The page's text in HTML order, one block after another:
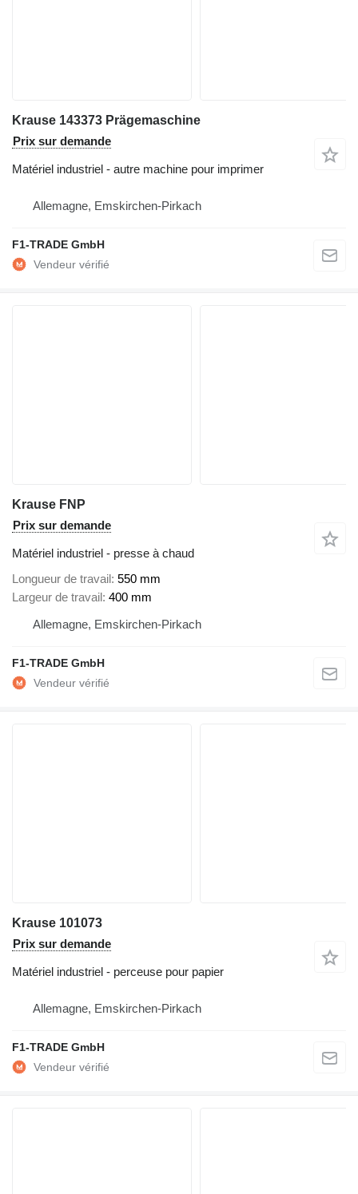
Krause 143373 Prägemaschine
Prix sur demande
Matériel industriel - autre machine pour imprimer
Allemagne, Emskirchen-Pirkach
F1-TRADE GmbH
Krause FNP
Prix sur demande
Matériel industriel - presse à chaud
Longueur de travail 550 mm
Largeur de travail 400 mm
Allemagne, Emskirchen-Pirkach
F1-TRADE GmbH
Krause 101073
Prix sur demande
Matériel industriel - perceuse pour papier
Allemagne, Emskirchen-Pirkach
F1-TRADE GmbH